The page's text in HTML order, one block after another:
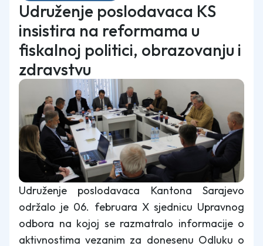
Udruženje poslodavaca KS
insistira na reformama u
fiskalnoj politici, obrazovanju i
zdravstvu
Udruženje poslodavaca Kantona Sarajevo
održalo je 06. februara X sjednicu Upravnog
odbora na kojoj se razmatralo informacije o
aktivnostima vezanim za donesenu Odluku o